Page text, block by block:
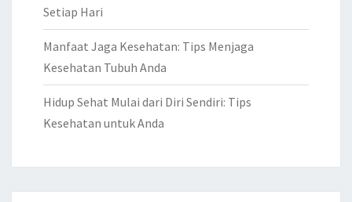
Setiap Hari
Manfaat Jaga Kesehatan: Tips Menjaga
Kesehatan Tubuh Anda
Hidup Sehat Mulai dari Diri Sendiri: Tips
Kesehatan untuk Anda